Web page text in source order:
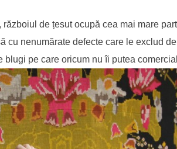
de țesut ocupă cea mai mare
cu nenumărate defecte care le exclud
pe care oricum nu îi putea